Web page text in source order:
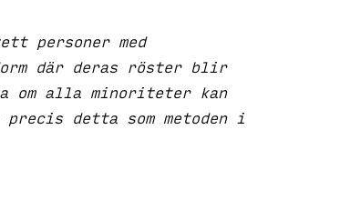
personer med
där deras röster blir
om alla minoriteter kan
detta som metoden i